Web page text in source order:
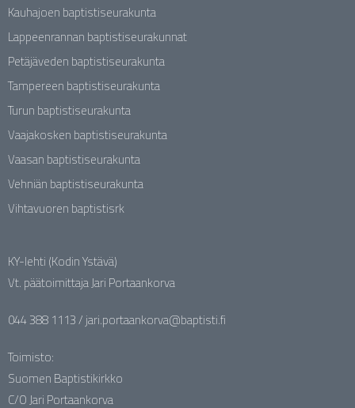
Kauhajoen baptistiseurakunta
Lappeenrannan baptistiseurakunnat
Petäjäveden baptistiseurakunta
Tampereen baptistiseurakunta
Turun baptistiseurakunta
Vaajakosken baptistiseurakunta
Vaasan baptistiseurakunta
Vehniän baptistiseurakunta
Vihtavuoren baptistisrk
KY-lehti (Kodin Ystävä)
Vt. päätoimittaja Jari Portaankorva
044 388 1113 / jari.portaankorva@baptisti.fi
Toimisto:
Suomen Baptistikirkko
C/O Jari Portaankorva